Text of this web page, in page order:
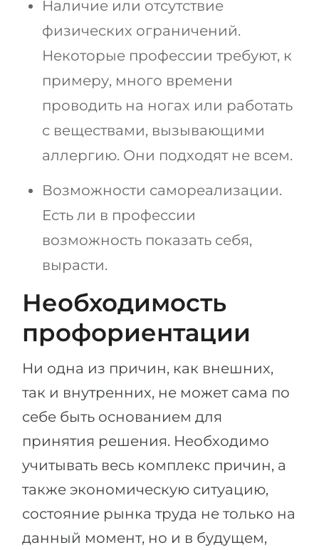
Наличие или отсутствие
физических ограничений.
Некоторые профессии требуют, к
примеру, много времени
проводить на ногах или работать
с веществами, вызывающими
аллергию. Они подходят не всем.
Возможности самореализации.
Есть ли в профессии
возможность показать себя,
вырасти.
Необходимость
профориентации
Ни одна из причин, как внешних,
так и внутренних, не может сама по
себе быть основанием для
принятия решения. Необходимо
учитывать весь комплекс причин, а
также экономическую ситуацию,
состояние рынка труда не только на
данный момент, но и в будущем,